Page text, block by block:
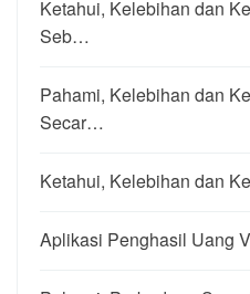
Ketahui, Kelebihan dan
Seb…
Pahami, Kelebihan dan
Secar…
Ketahui, Kelebihan dan
Aplikasi Penghasil Uang